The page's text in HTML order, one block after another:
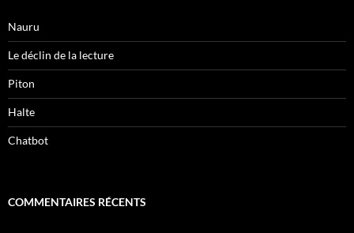
Nauru
Le déclin de la lecture
Piton
Halte
Chatbot
COMMENTAIRES RÉCENTS